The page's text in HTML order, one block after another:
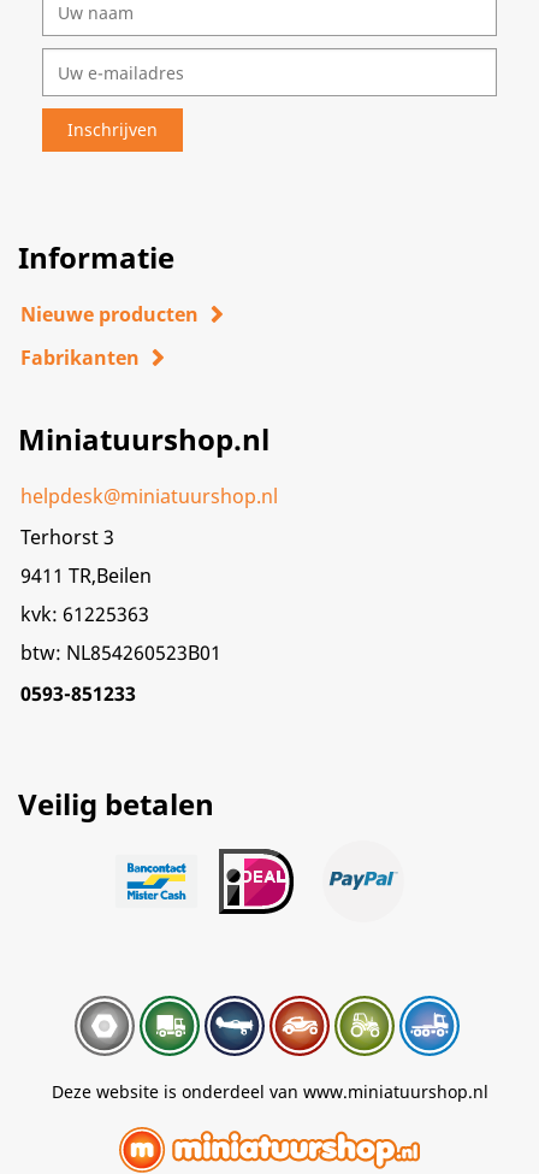
Informatie
Nieuwe producten
Fabrikanten
Miniatuurshop.nl
helpdesk@miniatuurshop.nl
Terhorst 3
9411 TR,Beilen
kvk: 61225363
btw: NL854260523B01
0593-851233
Veilig betalen
Deze website is onderdeel van www.miniatuurshop.nl